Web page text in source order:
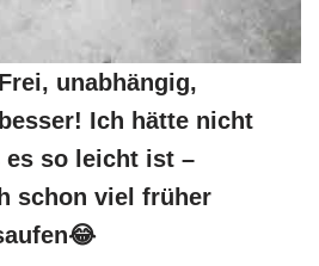
unabhängig,
Ich hätte nicht
es so leicht ist –
schon viel früher